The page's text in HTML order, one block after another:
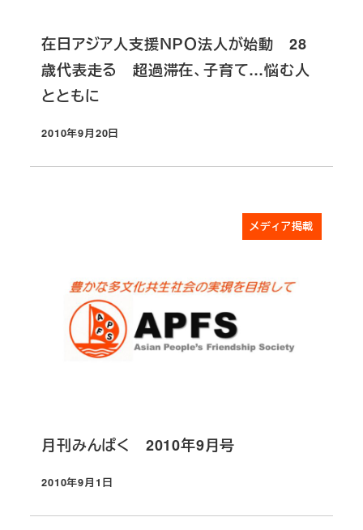
在日アジア人支援ＮＰＯ法人が始動 28
歳代表走る 超過滞在、子育て…悩む人
とともに
投稿日
2010年9月20日
メディア掲載
月刊みんぱく 2010年9月号
投稿日
2010年9月1日